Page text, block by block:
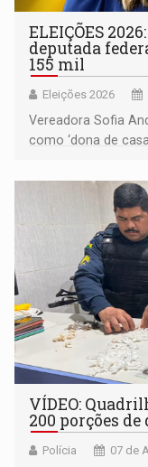
ELEIÇÕES
deputada
155 mil
Eleições 2026
Vereadora Sofia
como ‘dona de
VÍDEO:
200 porções de
Polícia 07 de